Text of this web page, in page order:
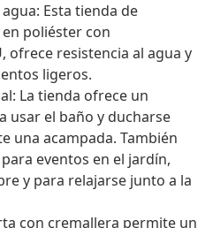
Esta tienda de
poliéster con
ofrece resistencia al agua y
ligeros.
La tienda ofrece un
usar el baño y ducharse
una acampada. También
eventos en el jardín,
y para relajarse junto a la
con cremallera permite un